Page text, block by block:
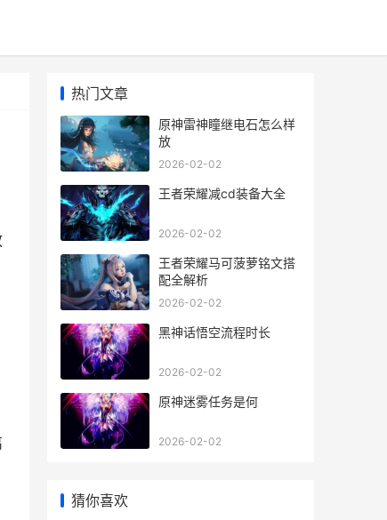
热门文章
原神雷神瞳继电石怎么样
放
2026-02-02
王者荣耀减cd装备大全
2026-02-02
王者荣耀马可菠萝铭文搭
配全解析
2026-02-02
黑神话悟空流程时长
2026-02-02
原神迷雾任务是何
2026-02-02
猜你喜欢